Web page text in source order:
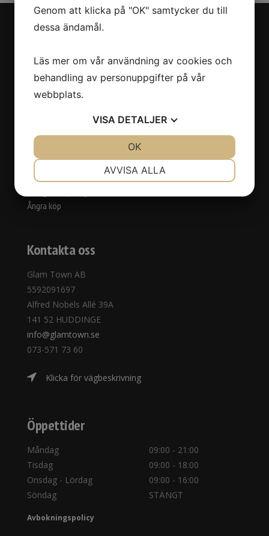
Om oss
Priser
Ny kund
Avbokningspolicy
Ångra köp
Kontakta oss
Glam Town AB
5592091697
Alfred Nobels Allé 39A
141 52 HUDDINGE
info@glamtown.se
073-571 73 60
Klicka för vägbeskrivning
Öppettider
Måndag
09:00 - 21:00
Tisdag
09:00 - 18:00
Onsdag - Lördag
09:00 - 16:00
Söndag
STÄNGT
Avbokningspolicy
Genom att klicka på "OK" samtycker du till
dessa ändamål.
Läs mer om vår användning av cookies och
behandling av personuppgifter på vår
webbplats.
VISA DETALJER
MARKNADSFÖRING
AVVISA ALLA
OK